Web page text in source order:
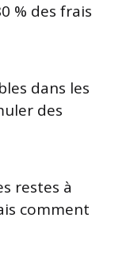
% des frais
dans les
des
restes à
comment